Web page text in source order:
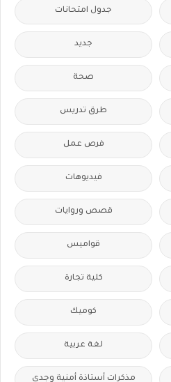
جدول امتحانات
جديد
صحة
طرق تدريس
فرص عمل
فيديوهات
قصص وروايات
قواميس
كلية تجارة
كوميك
لغة عربية
مذكرات أستاذة أمنية وجدى